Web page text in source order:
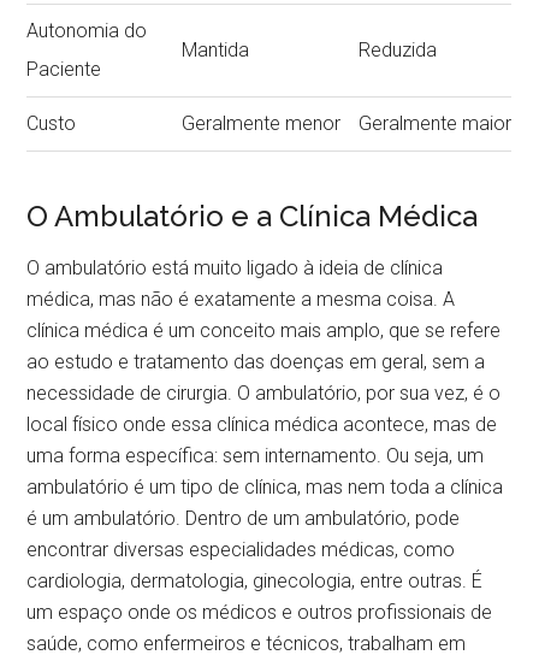
Autonomia do
Paciente
Mantida Reduzida
Custo Geralmente menor Geralmente maior
O Ambulatório e a Clínica Médica
O ambulatório está muito ligado à ideia de clínica
médica, mas não é exatamente a mesma coisa. A
clínica médica é um conceito mais amplo, que se refere
ao estudo e tratamento das doenças em geral, sem a
necessidade de cirurgia. O ambulatório, por sua vez, é o
local físico onde essa clínica médica acontece, mas de
uma forma específica: sem internamento. Ou seja, um
ambulatório é um tipo de clínica, mas nem toda a clínica
é um ambulatório. Dentro de um ambulatório, pode
encontrar diversas especialidades médicas, como
cardiologia, dermatologia, ginecologia, entre outras. É
um espaço onde os médicos e outros profissionais de
saúde, como enfermeiros e técnicos, trabalham em